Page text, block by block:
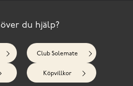
du hjälp?
Club Solemate
Köpvillkor